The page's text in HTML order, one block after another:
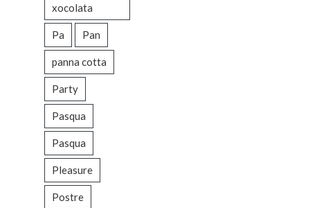
xocolata
Pa Pan
panna cotta
Party
Pasqua
Pasqua
Pleasure
Postre